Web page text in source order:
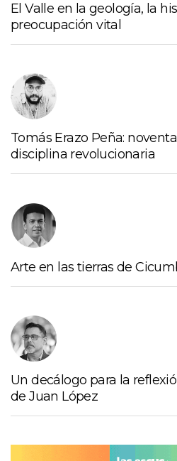
El Valle en la geología, la
preocupación vital
Tomás Erazo Peña:
disciplina revolucionaria
Arte en las tierras de
Un decálogo para la
de Juan López